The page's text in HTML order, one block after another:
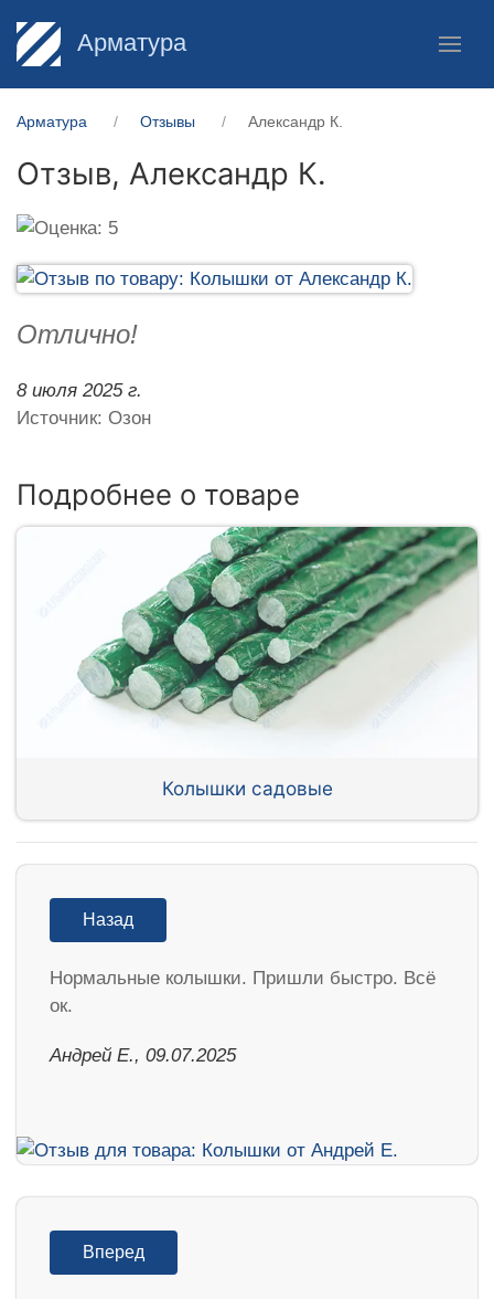
Арматура
Арматура Отзывы Александр К.
Отзыв, Александр К.
Отлично!
8 июля 2025 г.
Источник: Озон
Подробнее о товаре
Колышки садовые
Назад
Нормальные колышки. Пришли быстро. Всё
ок.
Андрей Е., 09.07.2025
Вперед